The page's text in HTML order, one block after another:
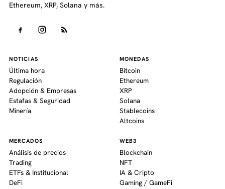
Ethereum, XRP, Solana y más.
NOTICIAS
Última hora
Regulación
Adopción & Empresas
Estafas & Seguridad
Minería
MONEDAS
Bitcoin
Ethereum
XRP
Solana
Stablecoins
Altcoins
MERCADOS
Análisis de precios
Trading
ETFs & Institucional
DeFi
WEB3
Blockchain
NFT
IA & Cripto
Gaming / GameFi